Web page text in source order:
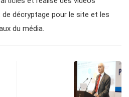
de décryptage pour le site et les
du média.